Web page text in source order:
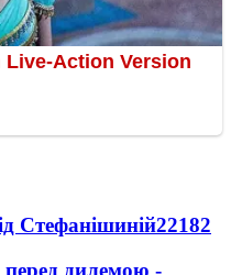
Стефанішиній22182
перед дилемою -